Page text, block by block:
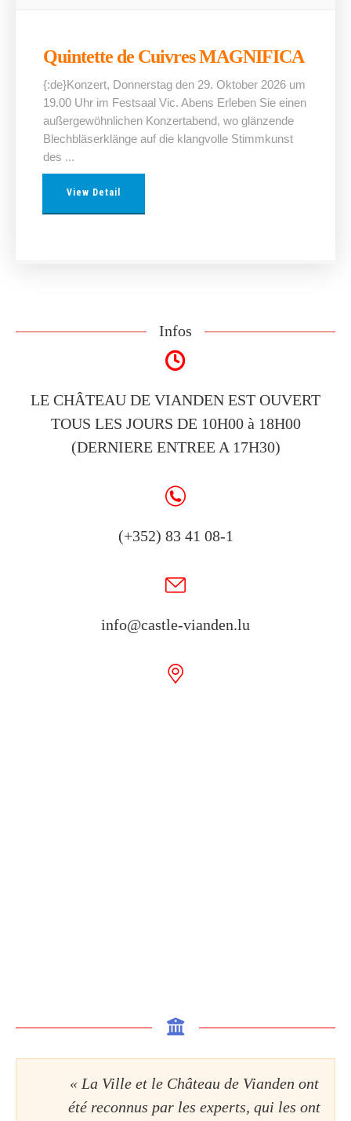
Quintette de Cuivres MAGNIFICA
{:de}Konzert, Donnerstag den 29. Oktober 2026 um
19.00 Uhr im Festsaal Vic. Abens Erleben Sie einen
außergewöhnlichen Konzertabend, wo glänzende
Blechbläserklänge auf die klangvolle Stimmkunst
des ...
View Detail
Infos
LE CHÂTEAU DE VIANDEN EST OUVERT
TOUS LES JOURS DE 10H00 à 18H00
(DERNIERE ENTREE A 17H30)
(+352) 83 41 08-1
info@castle-vianden.lu
« La Ville et le Château de Vianden ont
été reconnus par les experts, qui les ont